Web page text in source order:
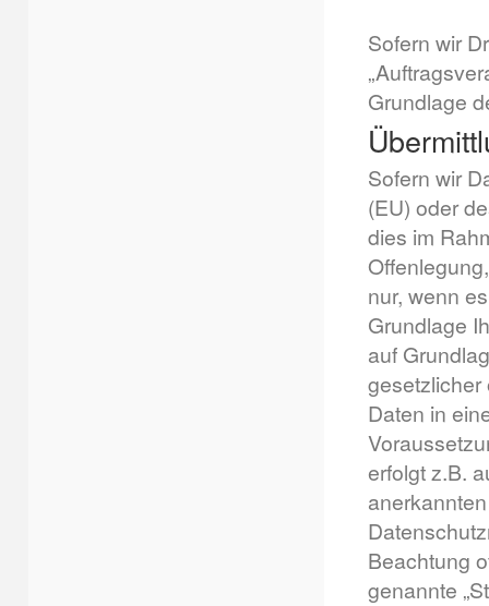
Sofern wir
Grundlage
Sofern wir
(EU) oder
dies im
nur, wenn
Grundlage
auf
gesetzlicher
Daten in
erfolgt z.B.
Beachtung
genannte